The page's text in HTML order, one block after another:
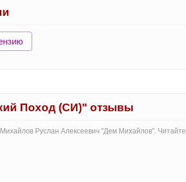
Поход (СИ)" отзывы
Руслан Алексеевич "Дем Михайлов". Читайте